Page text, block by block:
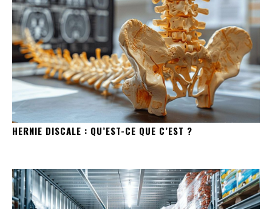
HERNIE DISCALE : QU’EST-CE QUE C’EST ?